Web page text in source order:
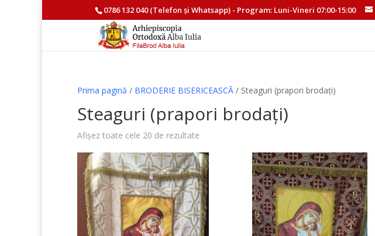
0786 132 040(Telefon și Whatsapp) - Program: Luni-Vineri 07:00-15:00
Prima pagină / BRODERIE BISERICEASCĂ / Steaguri (prapori brodați)
Steaguri (prapori brodați)
Afișez toate cele 20 de rezultate